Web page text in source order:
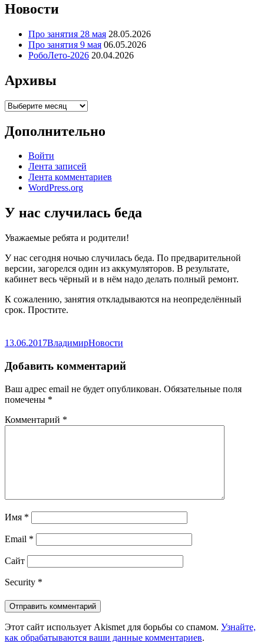
Новости
Про занятия 28 мая 28.05.2026
Про занятия 9 мая 06.05.2026
РобоЛето-2026 20.04.2026
Архивы
Архивы
Дополнительно
Войти
Лента записей
Лента комментариев
WordPress.org
У нас случилась беда
Уважаемые ребята и родители!
У нас сегодня ночью случилась беда. По предварительной
версии, загорелся один из аккумуляторов. В результате,
кабинет весь чёрный и в нём надо делать полный ремонт.
К сожалению, занятия откладываются на неопределённый
срок. Простите.
Опубликовано
13.06.2017Автор
ВладимирРубрики
Новости
Добавить комментарий
Ваш адрес email не будет опубликован. Обязательные поля
помечены *
Комментарий *
Имя *
Email *
Сайт
Security *
Этот сайт использует Akismet для борьбы со спамом. Узнайте,
как обрабатываются ваши данные комментариев.